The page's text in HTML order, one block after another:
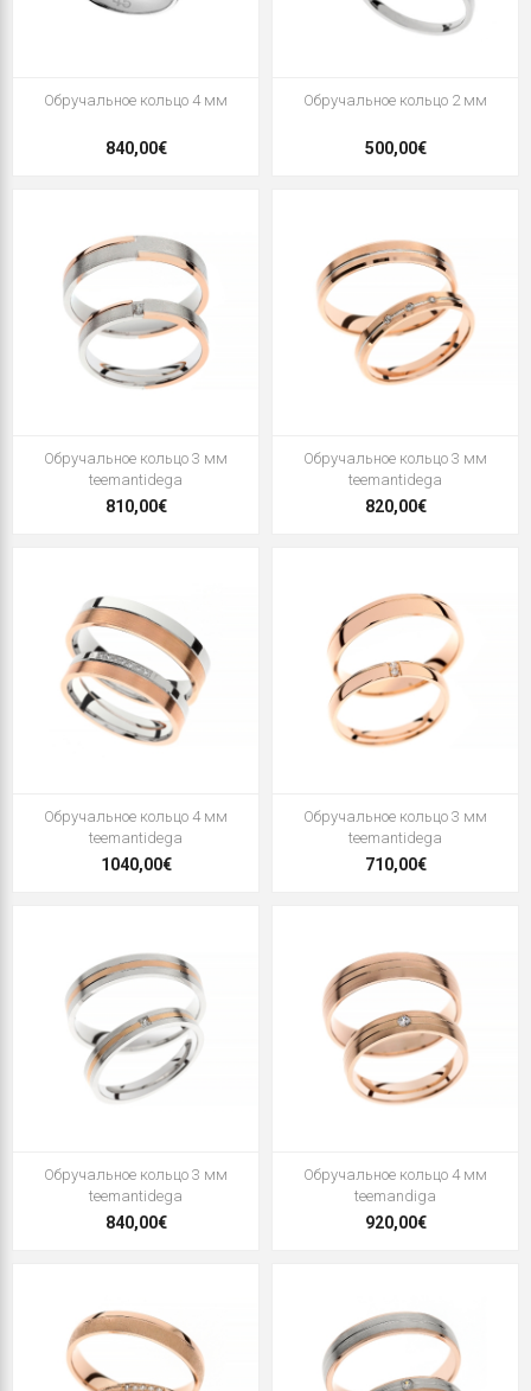
Oбручальное кольцо 4 мм
840,00€
Oбручальное кольцо 2 мм
500,00€
Oбручальное кольцо 3 мм
teemantidega
810,00€
Oбручальное кольцо 3 мм
teemantidega
820,00€
Oбручальное кольцо 4 мм
teemantidega
1040,00€
Oбручальное кольцо 3 мм
teemantidega
710,00€
Oбручальное кольцо 3 мм
teemantidega
840,00€
Oбручальное кольцо 4 мм
teemandiga
920,00€